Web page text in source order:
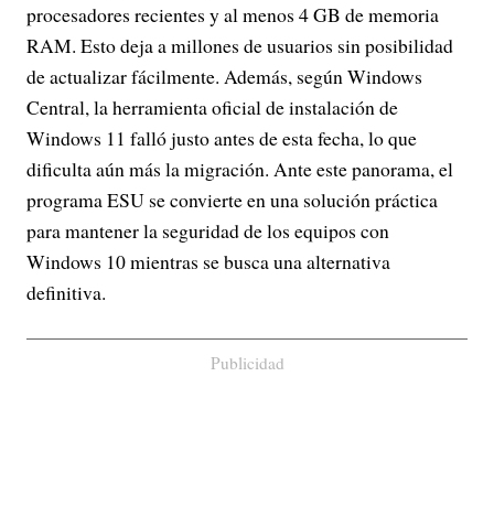
procesadores recientes y al menos 4 GB de memoria
RAM. Esto deja a millones de usuarios sin posibilidad
de actualizar fácilmente. Además, según Windows
Central, la herramienta oficial de instalación de
Windows 11 falló justo antes de esta fecha, lo que
dificulta aún más la migración. Ante este panorama, el
programa ESU se convierte en una solución práctica
para mantener la seguridad de los equipos con
Windows 10 mientras se busca una alternativa
definitiva.
Publicidad